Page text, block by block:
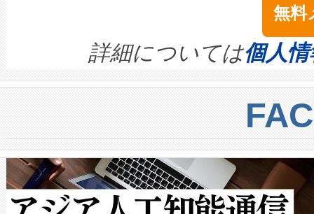
きます。この効率性は、フェ
ます。 Voltaiq provides a
quality and reliability for AI
BESS stack to ensure battery
centers. Voltaiqは、ai&のAI
からシステム統合、試運転、
クルの各段階のデータを監視
[…]
イズの小径化を実現すること
す。ノーマルモードでは、
ートル先まで検出でき、これ
トに対して約600メートルに
では、反射率10％のターゲッ
で向上し、最大検知距離は
ットだけで最大1キロメート
無料
詳細については個人